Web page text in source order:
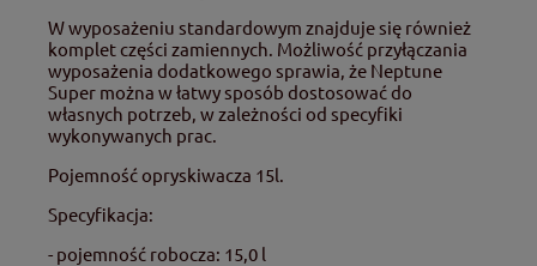
W wyposażeniu standardowym znajduje się również
komplet części zamiennych. Możliwość przyłączania
wyposażenia dodatkowego sprawia, że Neptune
Super można w łatwy sposób dostosować do
własnych potrzeb, w zależności od specyfiki
wykonywanych prac.
Pojemność opryskiwacza 15l.
Specyfikacja:
- pojemność robocza: 15,0 l